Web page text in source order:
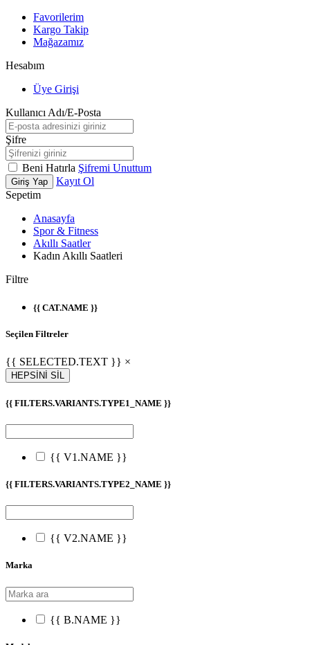
Favorilerim
Kargo Takip
Mağazamız
Hesabım
Üye Girişi
Kullanıcı Adı/E-Posta
Şifre
Beni Hatırla Şifremi Unuttum
Giriş Yap
Kayıt Ol
Sepetim
Anasayfa
Spor & Fitness
Akıllı Saatler
Kadın Akıllı Saatleri
Filtre
{{ CAT.NAME }}
Seçilen Filtreler
{{ SELECTED.TEXT }} ×
HEPSİNİ SİL
{{ FILTERS.VARIANTS.TYPE1_NAME }}
{{ V1.NAME }}
{{ FILTERS.VARIANTS.TYPE2_NAME }}
{{ V2.NAME }}
Marka
{{ B.NAME }}